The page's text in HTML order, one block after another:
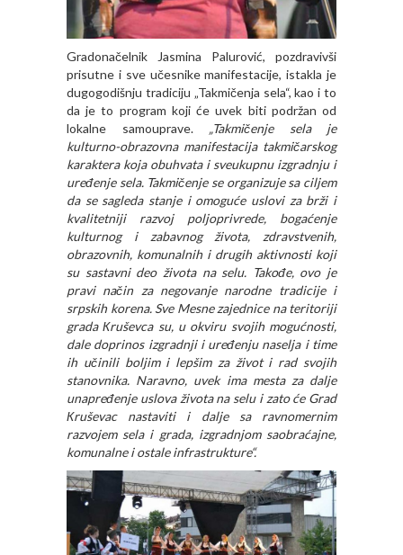
Gradonačelnik Jasmina Palurović, pozdravivši
prisutne i sve učesnike manifestacije, istakla je
dugogodišnju tradiciju „Takmičenja sela“, kao i to
da je to program koji će uvek biti podržan od
lokalne samouprave. „Takmičenje sela je
kulturno-obrazovna manifestacija takmičarskog
karaktera koja obuhvata i sveukupnu izgradnju i
uređenje sela. Takmičenje se organizuje sa ciljem
da se sagleda stanje i omoguće uslovi za brži i
kvalitetniji razvoj poljoprivrede, bogaćenje
kulturnog i zabavnog života, zdravstvenih,
obrazovnih, komunalnih i drugih aktivnosti koji
su sastavni deo života na selu. Takođe, ovo je
pravi način za negovanje narodne tradicije i
srpskih korena. Sve Mesne zajednice na teritoriji
grada Кruševca su, u okviru svojih mogućnosti,
dale doprinos izgradnji i uređenju naselja i time
ih učinili boljim i lepšim za život i rad svojih
stanovnika. Naravno, uvek ima mesta za dalje
unapređenje uslova života na selu i zato će Grad
Кruševac nastaviti i dalje sa ravnomernim
razvojem sela i grada, izgradnjom saobraćajne,
komunalne i ostale infrastrukture“.